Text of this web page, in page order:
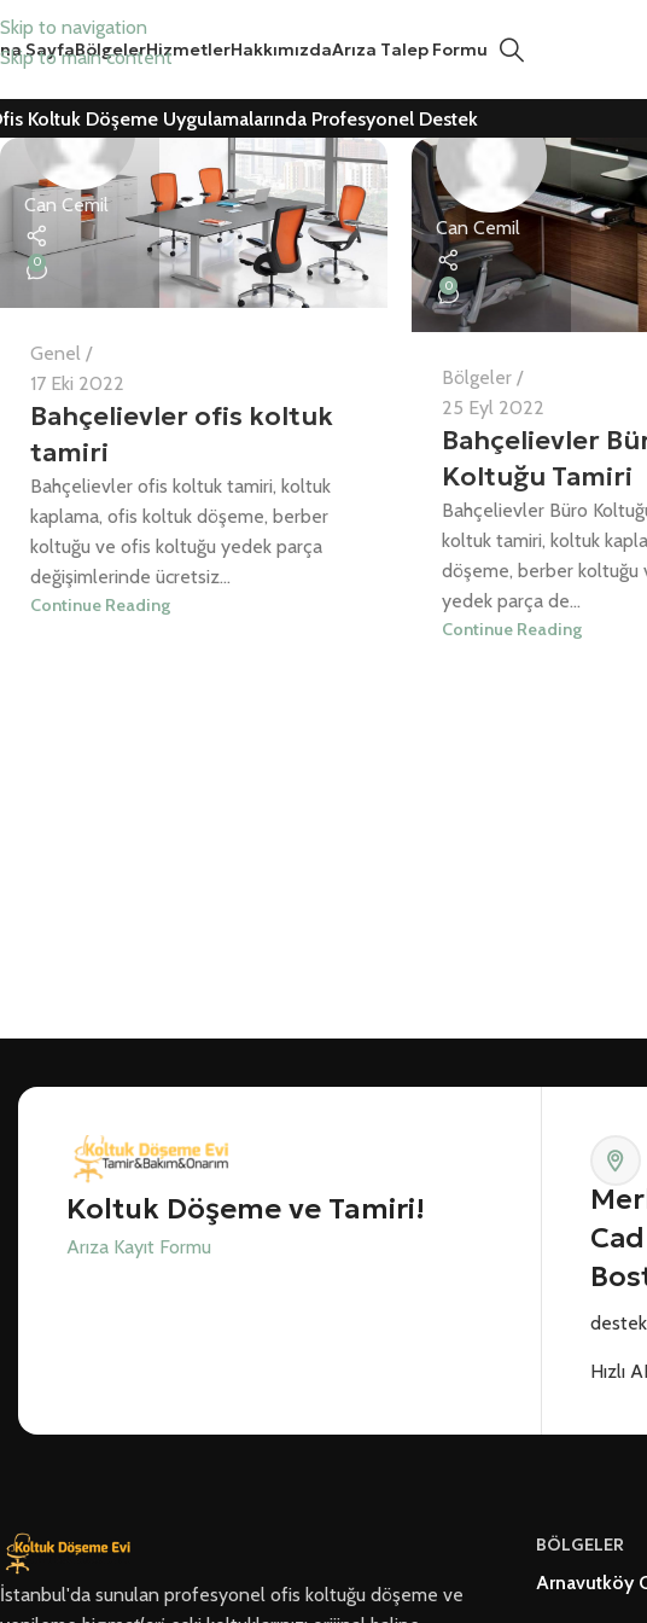
Skip to navigation
Skip to main content
SayfaBölgelerHizmetlerHakkımızdaArıza Talep Formu
Koltuk Döşeme Uygulamalarında Profesyonel Destek
Can Cemil
0
Genel
17 Eki 2022
Bahçelievler ofis koltuk
tamiri
Bahçelievler ofis koltuk tamiri, koltuk
kaplama, ofis koltuk döşeme, berber
koltuğu ve ofis koltuğu yedek parça
değişimlerinde ücretsiz...
Continue Reading
Can Cemil
0
Bölgeler
25 Eyl 2022
Bahçelievler
Koltuğu Tamiri
Bahçelievler Büro
koltuk tamiri, koltuk
döşeme, berber koltuğu
yedek parça de...
Continue Reading
Koltuk Döşeme ve Tamiri!
Arıza Kayıt Formu
Hızlı
İstanbul'da sunulan profesyonel ofis koltuğu döşeme ve
BÖLGELER
Arnavutköy